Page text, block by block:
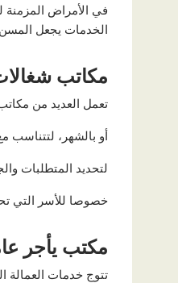
في الأمراض المزمنة
الخدمات يجعل المسن
مكاتب
تعمل العديد من
أو بالشهر، لتتناسب
لتحديد المتطلبات
خصوصا للأسر التي
مكتب يأجر
تتوج خدمات العمالة